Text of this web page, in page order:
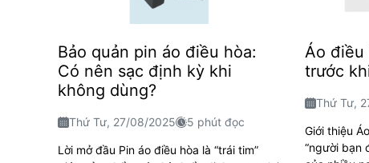
Bảo quản pin áo điều hòa:
Có nên sạc định kỳ khi
không dùng?
Thứ Tư, 27/08/2025 5 phút đọc
Lời mở đầu Pin áo điều hòa là “trái tim”
Áo điều
trước
Thứ Tư,
Giới thiệu
“người bạn